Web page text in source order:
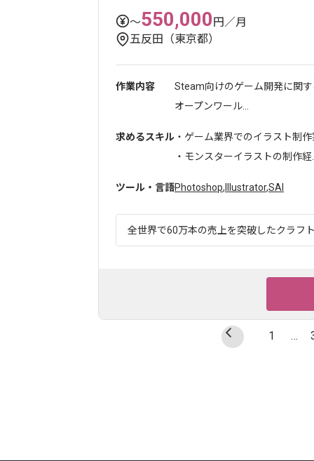
〜550,000円／月
五反田（東京都）
作業内容
Steam向けのゲーム開発に関
オープンワール...
求めるスキル ・ゲーム業界でのイラスト制
・モンスターイラストの制作経
ツール・言語Photoshop, Illustrator,SAI
全世界で60万本の売上を突破したクラフ
1 …